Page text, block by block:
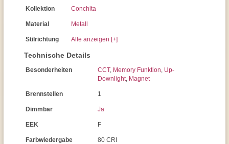
Kollektion Conchita
Material Metall
Stilrichtung Alle anzeigen [+]
Technische Details
Besonderheiten CCT, Memory Funktion, Up-
Downlight, Magnet
Brennstellen 1
Dimmbar Ja
EEK F
Farbwiedergabe 80 CRI